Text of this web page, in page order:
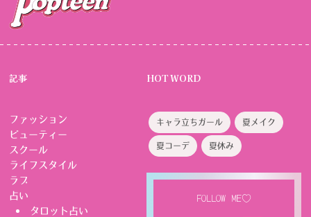
記事
ファッション
ビューティー
スクール
ライフスタイル
ラブ
占い
タロット占い
HOT WORD
キャラ立ちガール 夏メイク
夏コーデ 夏休み
FOLLOW ME♡